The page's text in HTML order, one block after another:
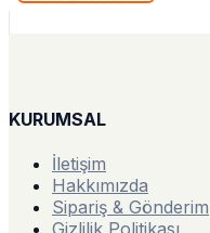
KURUMSAL
İletişim
Hakkımızda
Sipariş & Gönderim